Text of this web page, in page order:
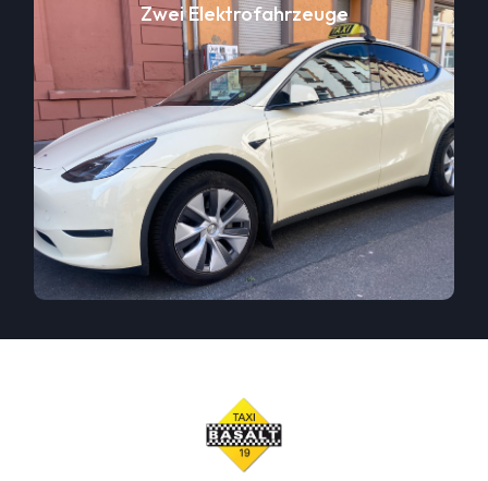
Zwei Elektrofahrzeuge